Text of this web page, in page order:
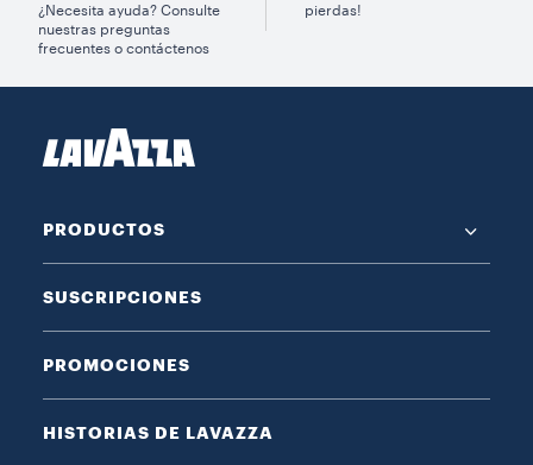
¿Necesita ayuda? Consulte
nuestras preguntas
frecuentes o contáctenos
pierdas!
PRODUCTOS
SUSCRIPCIONES
PROMOCIONES
HISTORIAS DE LAVAZZA